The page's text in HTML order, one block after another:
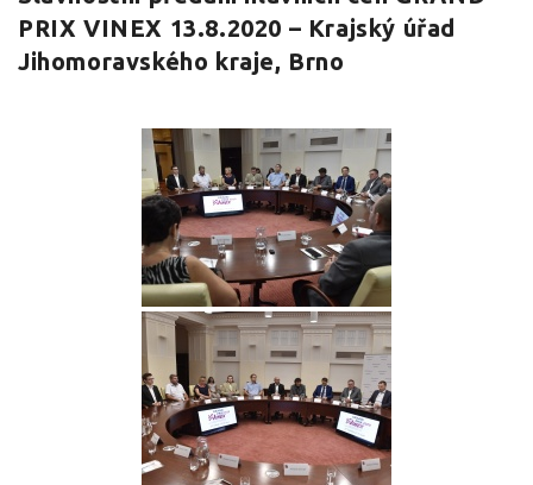
PRIX VINEX 13.8.2020 – Krajský úřad
Jihomoravského kraje, Brno